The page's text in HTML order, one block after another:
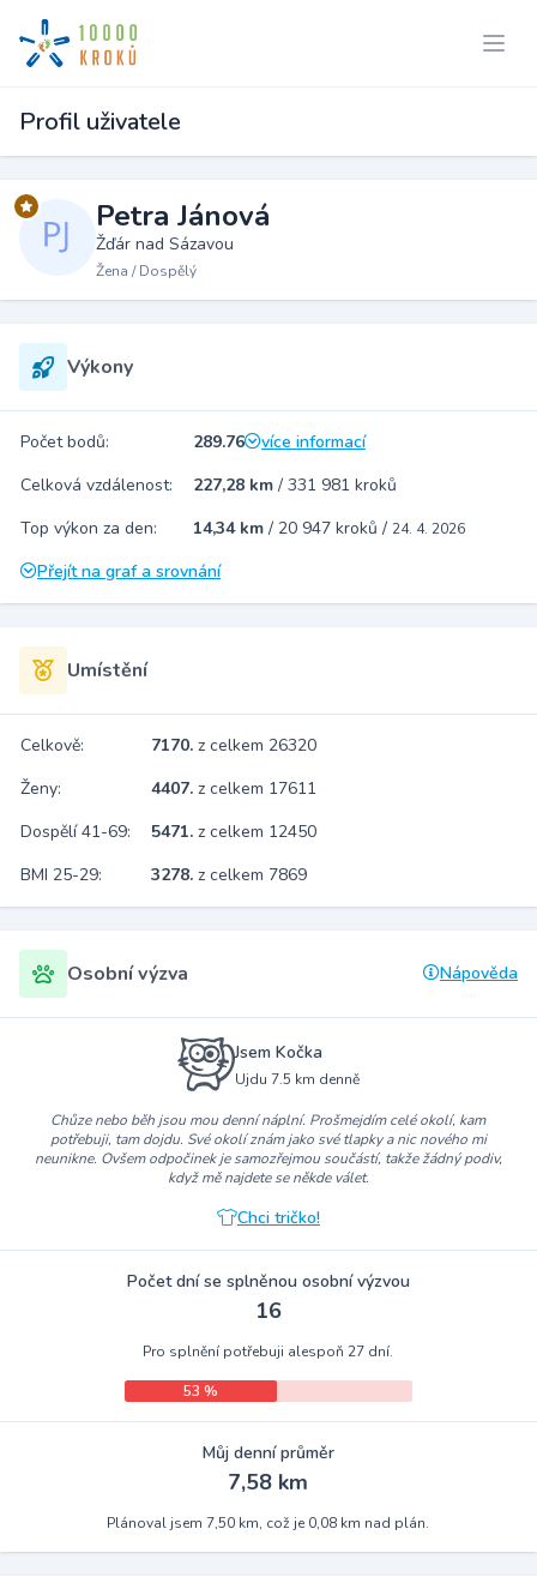
Profil uživatele
Petra Jánová
Žďár nad Sázavou
Žena / Dospělý
Výkony
Počet bodů: 289.76
více informací
Celková vzdálenost:
227,28 km / 331 981 kroků
Top výkon za den:
14,34 km / 20 947 kroků / 24. 4. 2026
Přejít na graf a srovnání
Umístění
Celkově: 7170. z celkem 26320
Ženy:
4407. z celkem 17611
Dospělí 41-69:
5471. z celkem 12450
BMI 25-29:
3278. z celkem 7869
Osobní výzva Nápověda
Jsem Kočka
Ujdu 7.5 km denně
Chůze nebo běh jsou mou denní náplní. Prošmejdím celé okolí, kam
potřebuji, tam dojdu. Své okolí znám jako své tlapky a nic nového mi
neunikne. Ovšem odpočinek je samozřejmou součástí, takže žádný podiv,
když mě najdete se někde válet.
Chci tričko!
Počet dní se splněnou osobní výzvou
16
Pro splnění potřebuji alespoň 27 dní.
53 %
Můj denní průměr
7,58 km
Plánoval jsem 7,50 km, což je 0,08 km nad plán.